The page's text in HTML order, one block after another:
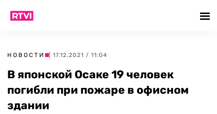
НОВОСТИ | 17.12.2021 / 11:04
В японской Осаке 19 человек
погибли при пожаре в офисном
здании